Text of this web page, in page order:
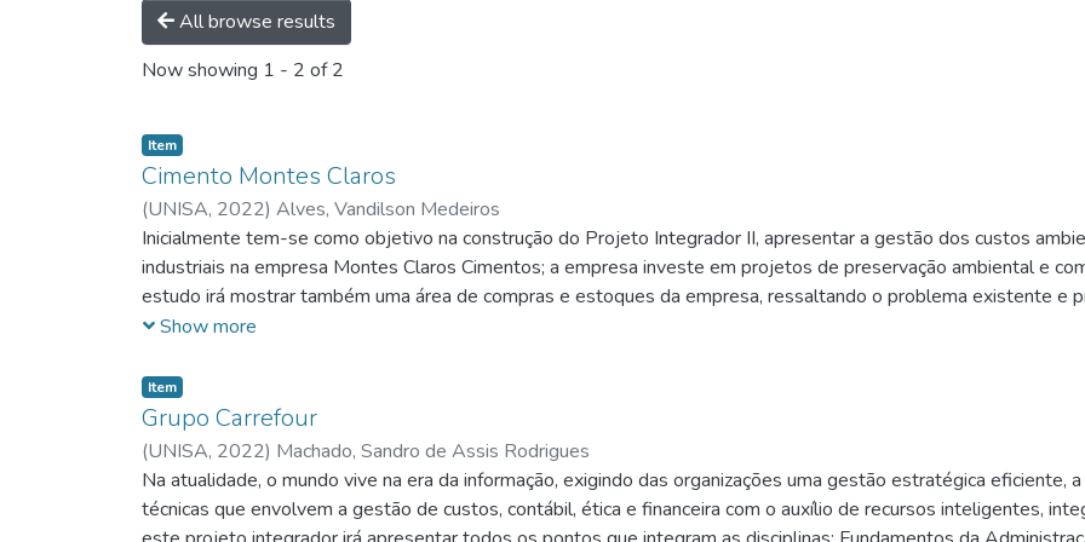
All browse results
Now showing 1 - 2 of 2
Item
Cimento Montes Claros
(UNISA, 2022) Alves, Vandilson Medeiros
Inicialmente tem-se como objetivo na construção do Projeto Integrador II, apresentar a gestão dos custos
industriais na empresa Montes Claros Cimentos; a empresa investe em projetos de preservação ambiental e
estudo irá mostrar também uma área de compras e estoques da empresa, ressaltando o problema existente e
econômica para o estabelecimento. Nesse sentido, verifica-se de imediato que para que a empresa cative seus
alguns clientes nos últimos meses.
Show more
Item
Grupo Carrefour
(UNISA, 2022) Machado, Sandro de Assis Rodrigues
Na atualidade, o mundo vive na era da informação, exigindo das organizações uma gestão estratégica eficiente,
técnicas que envolvem a gestão de custos, contábil, ética e financeira com o auxílio de recursos inteligentes,